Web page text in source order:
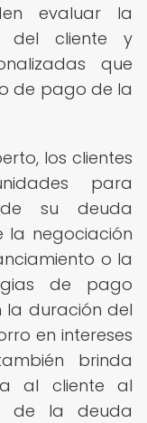
evaluar la
del cliente y
que
de pago de la
los clientes
para
su deuda
la negociación
o la
de pago
la duración del
en intereses
brinda
al cliente al
de la deuda